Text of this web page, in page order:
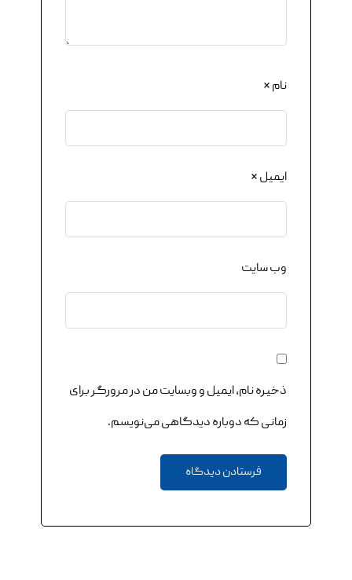
نام*
ایمیل*
وب‌ سایت
ذخیره نام، ایمیل و وبسایت من در مرورگر برای
زمانی که دوباره دیدگاهی می‌نویسم.
فرستادن دیدگاه